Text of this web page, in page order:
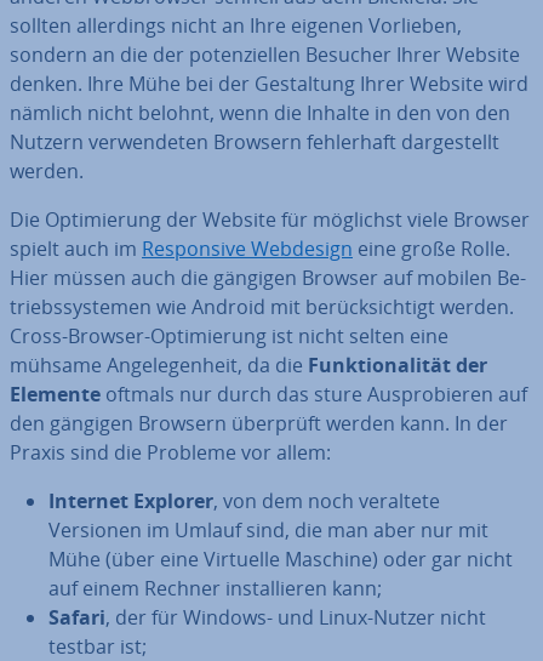
sollten al­ler­dings nicht an Ihre eigenen Vorlieben,
sondern an die der po­ten­zi­el­len Besucher Ihrer Website
denken. Ihre Mühe bei der Ge­stal­tung Ihrer Website wird
nämlich nicht belohnt, wenn die Inhalte in den von den
Nutzern ver­wen­de­ten Browsern feh­ler­haft dar­ge­stellt
werden.
Die Op­ti­mie­rung der Website für möglichst viele Browser
spielt auch im Re­spon­si­ve Webdesign eine große Rolle.
Hier müssen auch die gängigen Browser auf mobilen Be­
triebs­sys­te­men wie Android mit be­rück­sich­tigt werden.
Cross-Browser-Op­ti­mie­rung ist nicht selten eine
mühsame An­ge­le­gen­heit, da die Funk­tio­na­li­tät der
Elemente oftmals nur durch das sture Aus­pro­bie­ren auf
den gängigen Browsern überprüft werden kann. In der
Praxis sind die Probleme vor allem:
Internet Explorer, von dem noch veraltete
Versionen im Umlauf sind, die man aber nur mit
Mühe (über eine Virtuelle Maschine) oder gar nicht
auf einem Rechner in­stal­lie­ren kann;
Safari, der für Windows- und Linux-Nutzer nicht
testbar ist;